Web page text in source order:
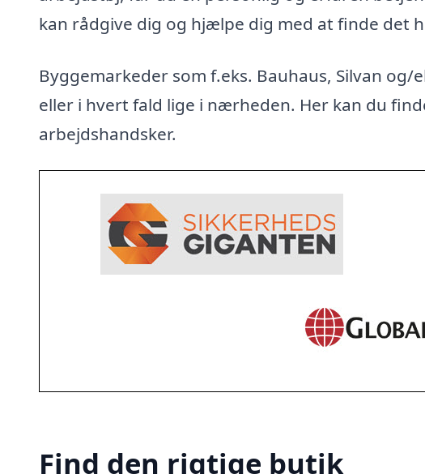
kan rådgive dig og hjælpe dig med at finde det
Byggemarkeder som f.eks. Bauhaus, Silvan
eller i hvert fald lige i nærheden. Her kan du
arbejdshandsker.
Find den rigtige butik